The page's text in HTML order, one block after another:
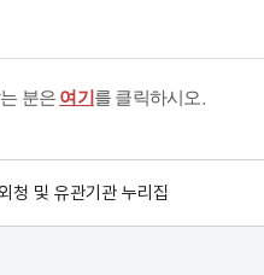
분은 여기를 클릭하시오.
청 및 유관기관 누리집